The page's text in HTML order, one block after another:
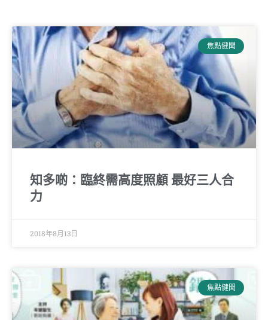
焦點健聞
知多啲：臨終需高度照顧 最好三人合
力
2018年8月13日
焦點健聞